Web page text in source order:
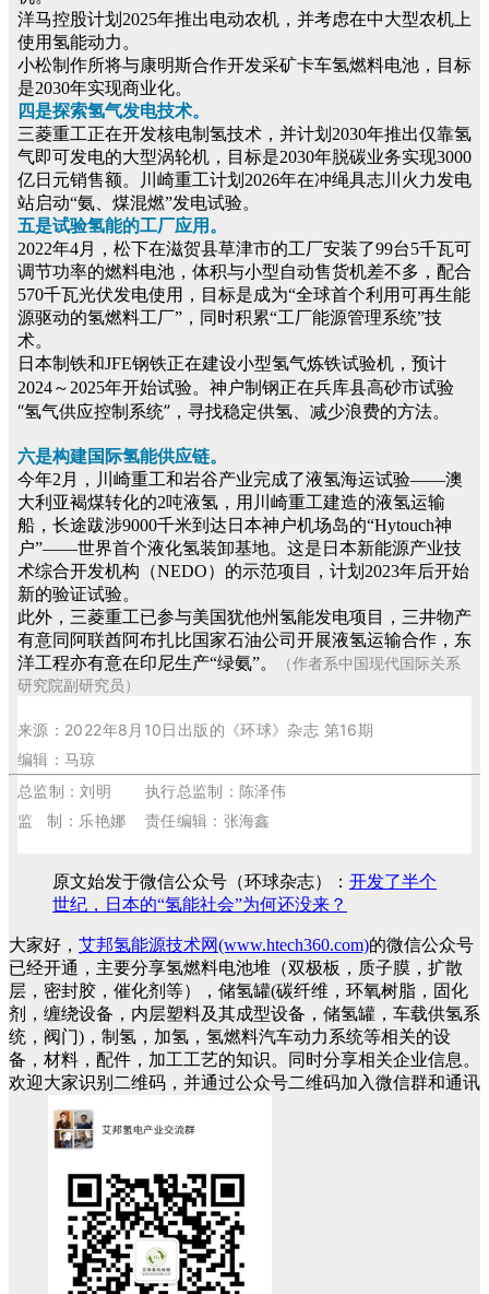
洋马控股计划2025年推出电动农机，并考虑在中大型农机上
使用氢能动力。
小松制作所将与康明斯合作开发采矿卡车氢燃料电池，目标
是2030年实现商业化。
四是探索氢气发电技术。
三菱重工正在开发核电制氢技术，并计划2030年推出仅靠氢
气即可发电的大型涡轮机，目标是2030年脱碳业务实现3000
亿日元销售额。川崎重工计划2026年在冲绳具志川火力发电
站启动“氨、煤混燃”发电试验。
五是试验氢能的工厂应用。
2022年4月，松下在滋贺县草津市的工厂安装了99台5千瓦可
调节功率的燃料电池，体积与小型自动售货机差不多，配合
570千瓦光伏发电使用，目标是成为“全球首个利用可再生能
源驱动的氢燃料工厂”，同时积累“工厂能源管理系统”技
术。
日本制铁和JFE钢铁正在建设小型氢气炼铁试验机，预计
2024～2025年开始试验。神户制钢正在兵库县高砂市试验
“氢气供应控制系统”，寻找稳定供氢、减少浪费的方法。
六是构建国际氢能供应链。
今年2月，川崎重工和岩谷产业完成了液氢海运试验——澳
大利亚褐煤转化的2吨液氢，用川崎重工建造的液氢运输
船，长途跋涉9000千米到达日本神户机场岛的“Hytouch神
户”——世界首个液化氢装卸基地。这是日本新能源产业技
术综合开发机构（NEDO）的示范项目，计划2023年后开始
新的验证试验。
此外，三菱重工已参与美国犹他州氢能发电项目，三井物产
有意同阿联酋阿布扎比国家石油公司开展液氢运输合作，东
洋工程亦有意在印尼生产“绿氨”。
（作者系中国现代国际关系
研究院副研究员）
来源：2022年8月10日出版的《环球》杂志 第16期
编辑：马琼
总监制：刘明 执行总监制：陈泽伟
监 制：乐艳娜 责任编辑：张海鑫
原文始发于微信公众号（环球杂志）： 开发了半个
世纪，日本的“氢能社会”为何还没来？
大家好， 艾邦氢能源技术网(www.htech360.com)的微信公众号
已经开通，主要分享氢燃料电池堆（双极板，质子膜，扩散
层，密封胶，催化剂等），储氢罐(碳纤维，环氧树脂，固化
剂，缠绕设备，内层塑料及其成型设备，储氢罐，车载供氢系
统，阀门)，制氢，加氢，氢燃料汽车动力系统等相关的设
备，材料，配件，加工工艺的知识。同时分享相关企业信息。
欢迎大家识别二维码，并通过公众号二维码加入微信群和通讯